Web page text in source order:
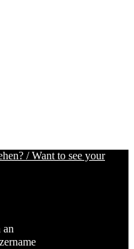
/ Want to see your